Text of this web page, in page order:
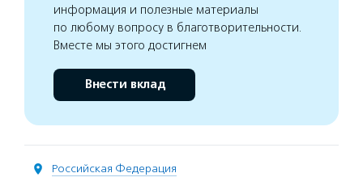
информация и полезные материалы
по любому вопросу в благотворительности.
Вместе мы этого достигнем
Внести вклад
Российская Федерация